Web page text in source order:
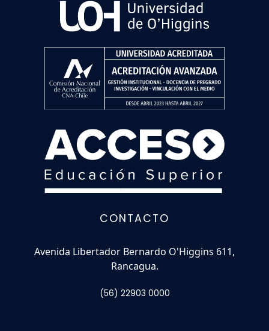
CONTACTO
Avenida Libertador Bernardo O'Higgins 611,
Rancagua.
(56) 22903 0000